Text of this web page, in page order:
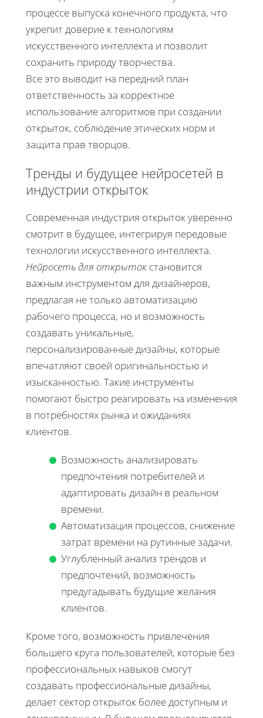
процессе выпуска конечного продукта, что
укрепит доверие к технологиям
искусственного интеллекта и позволит
сохранить природу творчества.
Все это выводит на передний план
ответственность за корректное
использование алгоритмов при создании
открыток, соблюдение этических норм и
защита прав творцов.
Тренды и будущее нейросетей в
индустрии открыток
Современная индустрия открыток уверенно
смотрит в будущее, интегрируя передовые
технологии искусственного интеллекта.
Нейросеть для открыток становится
важным инструментом для дизайнеров,
предлагая не только автоматизацию
рабочего процесса, но и возможность
создавать уникальные,
персонализированные дизайны, которые
впечатляют своей оригинальностью и
изысканностью. Такие инструменты
помогают быстро реагировать на изменения
в потребностях рынка и ожиданиях
клиентов.
Возможность анализировать
предпочтения потребителей и
адаптировать дизайн в реальном
времени.
Автоматизация процессов, снижение
затрат времени на рутинные задачи.
Углубленный анализ трендов и
предпочтений, возможность
предугадывать будущие желания
клиентов.
Кроме того, возможность привлечения
большего круга пользователей, которые без
профессиональных навыков смогут
создавать профессиональные дизайны,
делает сектор открыток более доступным и